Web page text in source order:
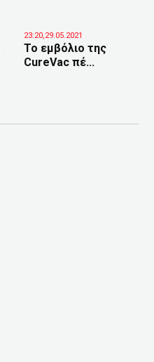
23:20,29.05.2021
Το εμβόλιο της
CureVac πέ...